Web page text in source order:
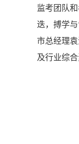
监考团队
迭，搏学
市总经理
及行业综